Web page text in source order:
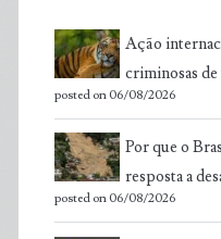
Ação
criminosas
posted on 06/08/2026
Por que o
resposta a
posted on 06/08/2026